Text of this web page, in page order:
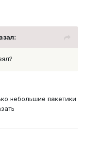
небольшие пакетики